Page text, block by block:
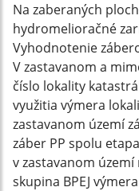
Na zaberaných
hydromelioračné
Vyhodnotenie
V zastavanom a
číslo lokality
využitia výmera
zastavanom území
záber PP spolu
v zastavanom
skupina BPEJ